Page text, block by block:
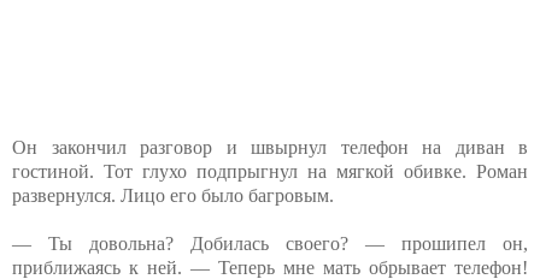
Он закончил разговор и швырнул телефон на диван в
гостиной. Тот глухо подпрыгнул на мягкой обивке. Роман
развернулся. Лицо его было багровым.
— Ты довольна? Добилась своего? — прошипел он,
приближаясь к ней. — Теперь мне мать обрывает телефон!